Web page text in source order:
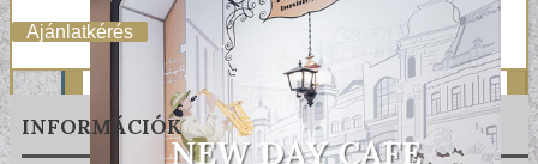
Ajánlatkérés
INFORMÁCIÓK